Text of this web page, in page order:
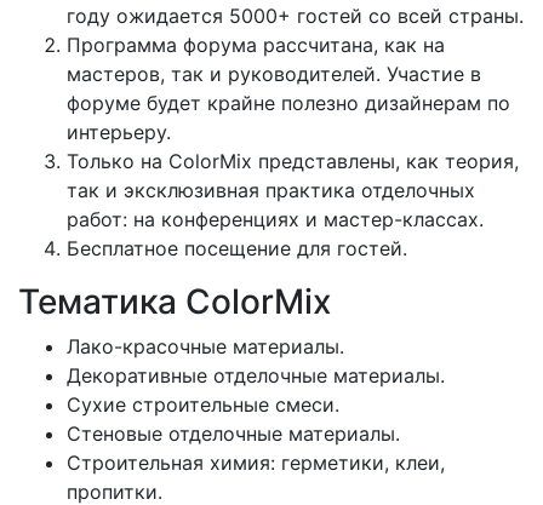
году ожидается 5000+ гостей со всей страны.
Программа форума рассчитана, как на
мастеров, так и руководителей. Участие в
форуме будет крайне полезно дизайнерам по
интерьеру.
Только на ColorMix представлены, как теория,
так и эксклюзивная практика отделочных
работ: на конференциях и мастер-классах.
Бесплатное посещение для гостей.
Тематика ColorMix
Лако-красочные материалы.
Декоративные отделочные материалы.
Сухие строительные смеси.
Стеновые отделочные материалы.
Строительная химия: герметики, клеи,
пропитки.